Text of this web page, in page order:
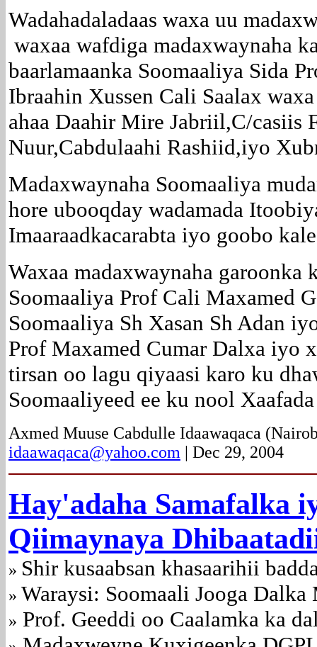
Wadahadaladaas waxa uu
waxaa wafdiga madaxwaynaha
baarlamaanka Soomaaliya Sida
Ibraahin Xussen Cali Saalax
ahaa Daahir Mire Jabriil,C/casiis
Nuur,Cabdulaahi Rashiid,iyo
Madaxwaynaha Soomaaliya
hore ubooqday wadamada
Imaaraadkacarabta iyo goobo
Waxaa madaxwaynaha garoonka
Soomaaliya Prof Cali Maxamed
Soomaaliya Sh Xasan Sh Adan
Prof Maxamed Cumar Dalxa iyo
tirsan oo lagu qiyaasi karo ku
Soomaaliyeed ee ku nool
Axmed Muuse Cabdulle Idaawaqaca
idaawaqaca@yahoo.com | Dec 29, 2004
Hay'adaha Samafalka
Qiimaynaya
» Shir kusaabsan khasaarihii
» Waraysi: Soomaali Jooga Dalka
» Prof. Geeddi oo Caalamka ka